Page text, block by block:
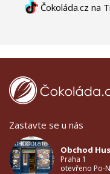
Čokoláda.cz na
Zastavte se u nás
Obchod
Praha 1
otevřeno Po-